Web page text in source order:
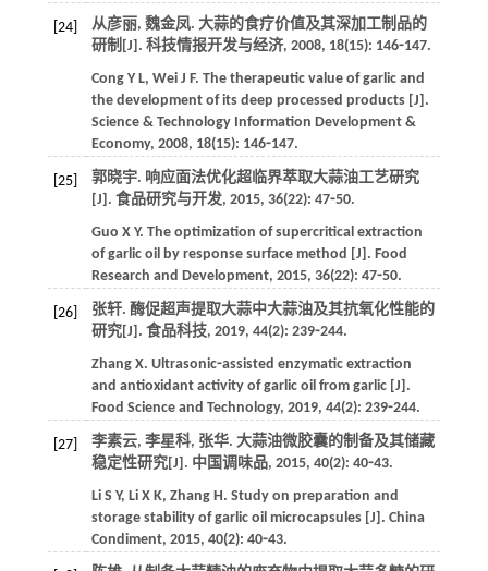
[24]
从彦丽, 魏金凤. 大蒜的食疗价值及其深加工制品的
研制[J]. 科技情报开发与经济, 2008, 18(15): 146⁃147.
Cong Y L, Wei J F. The therapeutic value of garlic and
the development of its deep processed products [J].
Science & Technology Information Development &
Economy, 2008, 18(15): 146⁃147.
[25]
郭晓宇. 响应面法优化超临界萃取大蒜油工艺研究
[J]. 食品研究与开发, 2015, 36(22): 47⁃50.
Guo X Y. The optimization of supercritical extraction
of garlic oil by response surface method [J]. Food
Research and Development, 2015, 36(22): 47⁃50.
[26]
张轩. 酶促超声提取大蒜中大蒜油及其抗氧化性能的
研究[J]. 食品科技, 2019, 44(2): 239⁃244.
Zhang X. Ultrasonic⁃assisted enzymatic extraction
and antioxidant activity of garlic oil from garlic [J].
Food Science and Technology, 2019, 44(2): 239⁃244.
[27]
李素云, 李星科, 张华. 大蒜油微胶囊的制备及其储藏
稳定性研究[J]. 中国调味品, 2015, 40(2): 40⁃43.
Li S Y, Li X K, Zhang H. Study on preparation and
storage stability of garlic oil microcapsules [J]. China
Condiment, 2015, 40(2): 40⁃43.